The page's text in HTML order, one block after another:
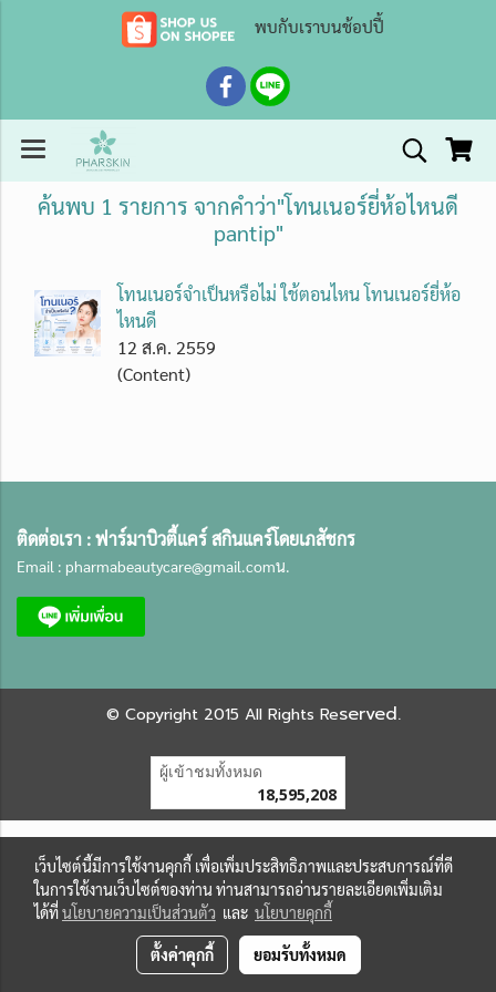
พบกับเราบนช้อปปี้
ค้นพบ 1 รายการ จากคำว่า"โทนเนอร์ยี่ห้อไหนดี
pantip"
โทนเนอร์จำเป็นหรือไม่ ใช้ตอนไหน โทนเนอร์ยี่ห้อ
ไหนดี
12 ส.ค. 2559
(Content)
ติดต่อเรา :ฟาร์มาบิวตี้แคร์ สกินแคร์โดยเภสัชกร
Email : pharmabeautycare@gmail.comน.
© Copyright 2015 All Rights Reserved.
ผู้เข้าชมทั้งหมด
18,595,208
เว็บไซต์นี้มีการใช้งานคุกกี้ เพื่อเพิ่มประสิทธิภาพและประสบการณ์ที่ดี
ในการใช้งานเว็บไซต์ของท่าน ท่านสามารถอ่านรายละเอียดเพิ่มเติม
ได้ที่นโยบายความเป็นส่วนตัว และ นโยบายคุกกี้
ตั้งค่าคุกกี้ ยอมรับทั้งหมด